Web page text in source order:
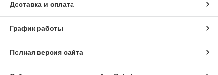
Доставка и оплата
График работы
Полная версия сайта